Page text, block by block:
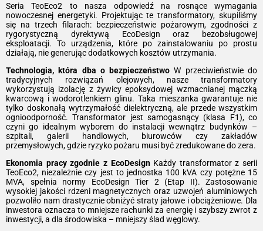
Seria TeoEco2 to nasza odpowiedź na rosnące wymagania
nowoczesnej energetyki. Projektując te transformatory, skupiliśmy
się na trzech filarach: bezpieczeństwie pożarowym, zgodności z
rygorystyczną dyrektywą EcoDesign oraz bezobsługowej
eksploatacji. To urządzenia, które po zainstalowaniu po prostu
działają, nie generując dodatkowych kosztów utrzymania.
Technologia, która dba o bezpieczeństwo W przeciwieństwie do
tradycyjnych rozwiązań olejowych, nasze transformatory
wykorzystują izolację z żywicy epoksydowej wzmacnianej mączką
kwarcową i wodorotlenkiem glinu. Taka mieszanka gwarantuje nie
tylko doskonałą wytrzymałość dielektryczną, ale przede wszystkim
ognioodporność. Transformator jest samogasnący (klasa F1), co
czyni go idealnym wyborem do instalacji wewnątrz budynków –
szpitali, galerii handlowych, biurowców czy zakładów
przemysłowych, gdzie ryzyko pożaru musi być zredukowane do zera.
Ekonomia pracy zgodnie z EcoDesignKażdy transformator z serii
TeoEco2, niezależnie czy jest to jednostka 100 kVA czy potężne 15
MVA, spełnia normy EcoDesign Tier 2 (Etap II). Zastosowanie
wysokiej jakości rdzeni magnetycznych oraz uzwojeń aluminiowych
pozwoliło nam drastycznie obniżyć straty jałowe i obciążeniowe. Dla
inwestora oznacza to mniejsze rachunki za energię i szybszy zwrot z
inwestycji, a dla środowiska – mniejszy ślad węglowy.